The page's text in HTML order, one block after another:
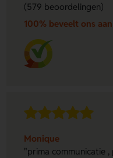
(579 beoordelingen)
100% beveelt ons
Monique
"prima communicatie